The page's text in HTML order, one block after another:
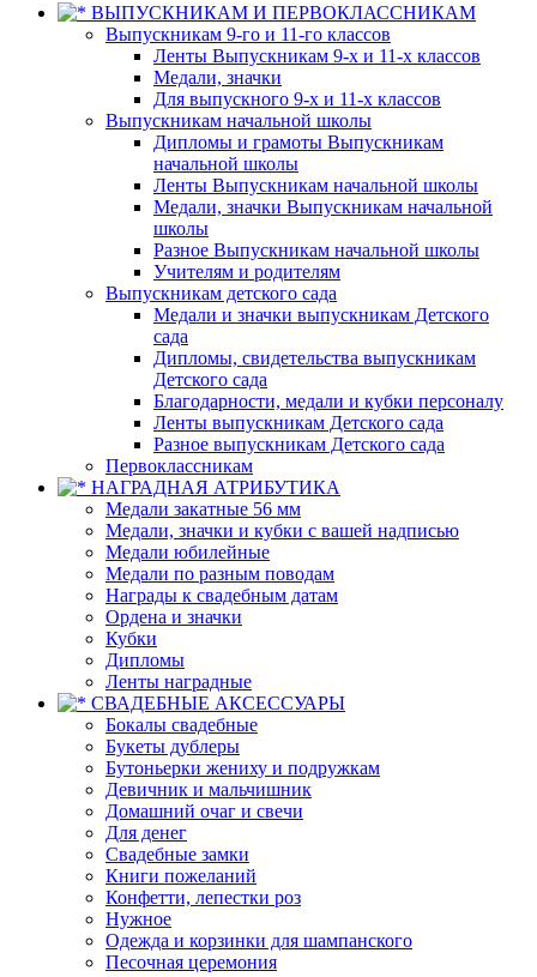
ВЫПУСКНИКАМ И ПЕРВОКЛАССНИКАМ
Выпускникам 9-го и 11-го классов
Ленты Выпускникам 9-х и 11-х классов
Медали, значки
Для выпускного 9-х и 11-х классов
Выпускникам начальной школы
Дипломы и грамоты Выпускникам
начальной школы
Ленты Выпускникам начальной школы
Медали, значки Выпускникам начальной
школы
Разное Выпускникам начальной школы
Учителям и родителям
Выпускникам детского сада
Медали и значки выпускникам Детского
сада
Дипломы, свидетельства выпускникам
Детского сада
Благодарности, медали и кубки персоналу
Ленты выпускникам Детского сада
Разное выпускникам Детского сада
Первоклассникам
НАГРАДНАЯ АТРИБУТИКА
Медали закатные 56 мм
Медали, значки и кубки с вашей надписью
Медали юбилейные
Медали по разным поводам
Награды к свадебным датам
Ордена и значки
Кубки
Дипломы
Ленты наградные
СВАДЕБНЫЕ АКСЕССУАРЫ
Бокалы свадебные
Букеты дублеры
Бутоньерки жениху и подружкам
Девичник и мальчишник
Домашний очаг и свечи
Для денег
Свадебные замки
Книги пожеланий
Конфетти, лепестки роз
Нужное
Одежда и корзинки для шампанского
Песочная церемония